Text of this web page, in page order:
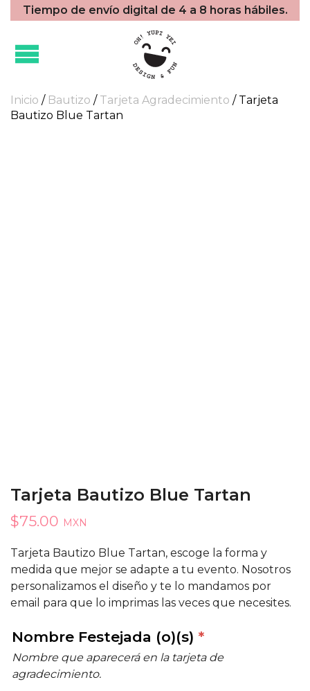
Tiempo de envío digital de 4 a 8 horas hábiles.
Inicio / Bautizo / Tarjeta Agradecimiento / Tarjeta
Bautizo Blue Tartan
Tarjeta Bautizo Blue Tartan
$75.00 MXN
Tarjeta Bautizo Blue Tartan, escoge la forma y
medida que mejor se adapte a tu evento. Nosotros
personalizamos el diseño y te lo mandamos por
email para que lo imprimas las veces que necesites.
Nombre Festejada (o)(s) *
Nombre que aparecerá en la tarjeta de
agradecimiento.